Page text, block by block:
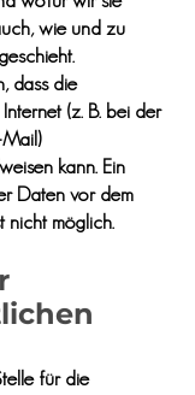
wie und zu
dass die
(z. B. bei der
kann. Ein
Daten vor dem
nicht möglich.
für die